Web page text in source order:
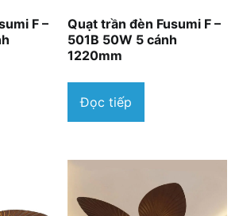
F –
Quạt trần đèn Fusumi F –
501B 50W 5 cánh
1220mm
Đọc tiếp